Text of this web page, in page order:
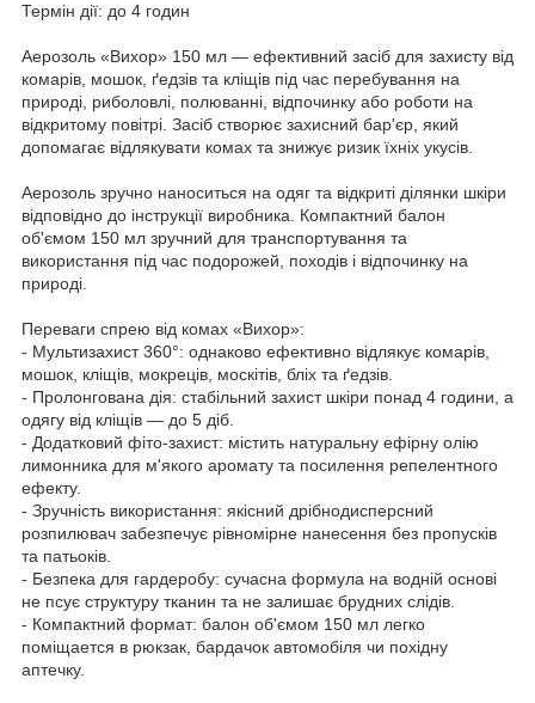
Термін дії: до 4 годин
Аерозоль «Вихор» 150 мл — ефективний засіб для захисту від
комарів, мошок, ґедзів та кліщів під час перебування на
природі, риболовлі, полюванні, відпочинку або роботи на
відкритому повітрі. Засіб створює захисний бар'єр, який
допомагає відлякувати комах та знижує ризик їхніх укусів.
Аерозоль зручно наноситься на одяг та відкриті ділянки шкіри
відповідно до інструкції виробника. Компактний балон
об'ємом 150 мл зручний для транспортування та
використання під час подорожей, походів і відпочинку на
природі.
Переваги спрею від комах «Вихор»:
- Мультизахист 360°: однаково ефективно відлякує комарів,
мошок, кліщів, мокреців, москітів, бліх та ґедзів.
- Пролонгована дія: стабільний захист шкіри понад 4 години, а
одягу від кліщів — до 5 діб.
- Додатковий фіто-захист: містить натуральну ефірну олію
лимонника для м'якого аромату та посилення репелентного
ефекту.
- Зручність використання: якісний дрібнодисперсний
розпилювач забезпечує рівномірне нанесення без пропусків
та патьоків.
- Безпека для гардеробу: сучасна формула на водній основі
не псує структуру тканин та не залишає брудних слідів.
- Компактний формат: балон об'ємом 150 мл легко
поміщается в рюкзак, бардачок автомобіля чи похідну
аптечку.